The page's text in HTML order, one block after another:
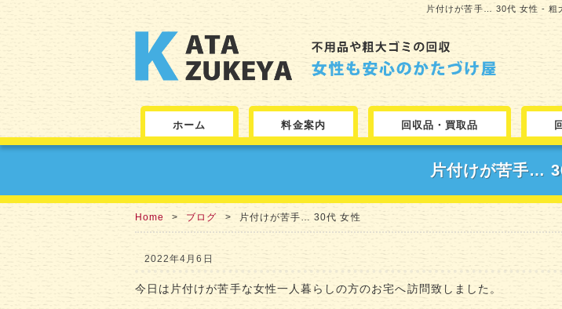
片付けが苦手… 30代 女性 - 粗
ホーム 料金案内 回収品・買取品
Home ブログ 片付けが苦手… 30代 女性
片付けが苦手…
2022年4月6日
今日は片付けが苦手な女性一人暮らしの方のお宅へ訪問致しました。